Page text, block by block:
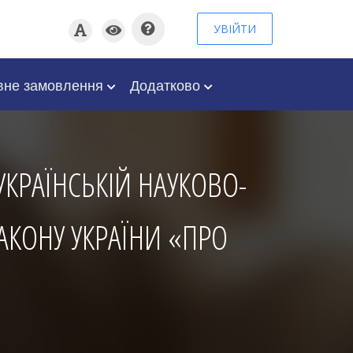
УВІЙТИ
замовлення Додатково
НАУКОВО-
УКРАЇНИ «ПРО